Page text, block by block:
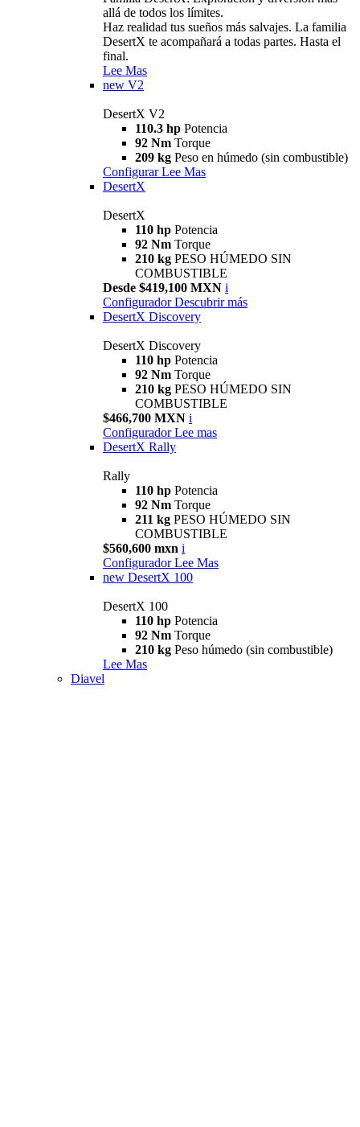
allá de todos los límites.
Haz realidad tus sueños más salvajes. La familia
DesertX te acompañará a todas partes. Hasta el
final.
Lee Mas
new V2
DesertX V2
110.3 hp Potencia
92 Nm Torque
209 kg Peso en húmedo (sin combustible)
Configurar Lee Mas
DesertX
DesertX
110 hp Potencia
92 Nm Torque
210 kg PESO HÚMEDO SIN
COMBUSTIBLE
Desde $419,100 MXN i
Configurador Descubrir más
DesertX Discovery
DesertX Discovery
110 hp Potencia
92 Nm Torque
210 kg PESO HÚMEDO SIN
COMBUSTIBLE
$466,700 MXN i
Configurador Lee mas
DesertX Rally
Rally
110 hp Potencia
92 Nm Torque
211 kg PESO HÚMEDO SIN
COMBUSTIBLE
$560,600 mxn i
Configurador Lee Mas
new DesertX 100
DesertX 100
110 hp Potencia
92 Nm Torque
210 kg Peso húmedo (sin combustible)
Lee Mas
Diavel